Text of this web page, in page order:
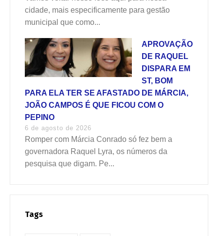
cidade, mais especificamente para gestão
municipal que como...
APROVAÇÃO
DE RAQUEL
DISPARA EM
ST, BOM
PARA ELA TER SE AFASTADO DE MÁRCIA,
JOÃO CAMPOS É QUE FICOU COM O
PEPINO
6 de agosto de 2026
Romper com Márcia Conrado só fez bem a
governadora Raquel Lyra, os números da
pesquisa que digam. Pe...
Tags